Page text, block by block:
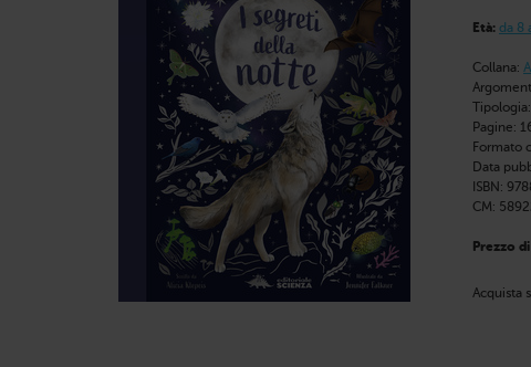
Età: da 8
Collana:
Tipologia:
Pagine:
Formato
Data
ISBN:
CM:
Prezzo
Acquista